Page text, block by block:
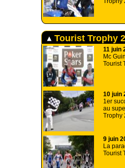
Tourist Trophy
11 juin
Mc
Tourist
10 juin
1er
au
Trophy
9 juin
La
Tourist